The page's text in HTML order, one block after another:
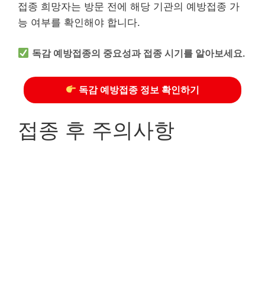
접종 희망자는 방문 전에 해당 기관의 예방접종 가
능 여부를 확인해야 합니다.
독감 예방접종의 중요성과 접종 시기를 알아보세요.
독감 예방접종 정보 확인하기
접종 후 주의사항